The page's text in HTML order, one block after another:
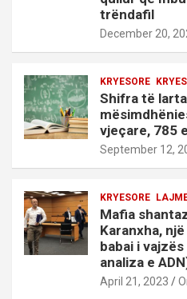
trëndafil
December 20,
KRYESORE
Shifra të
vjeçare, 785
September 12,
KRYESORE
Mafia
Karanxha,
babai i
analiza e
April 21, 2023